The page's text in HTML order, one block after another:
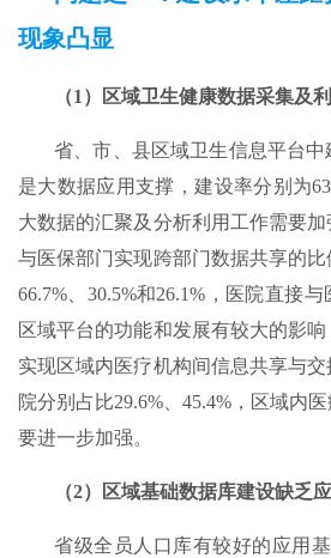
现象凸显
（1）区域卫生健康数据采集及
省、市、县区域卫生信息平台
是大数据应用支撑，建设率分别为
大数据的汇聚及分析利用工作需要
与医保部门实现跨部门数据共享的
66.7%、30.5%和26.1%，医院直接
区域平台的功能和发展有较大的影
实现区域内医疗机构间信息共享与
院分别占比29.6%、45.4%，区域内
要进一步加强。
（2）区域基础数据库建设缺乏
省级全员人口库有较好的应用